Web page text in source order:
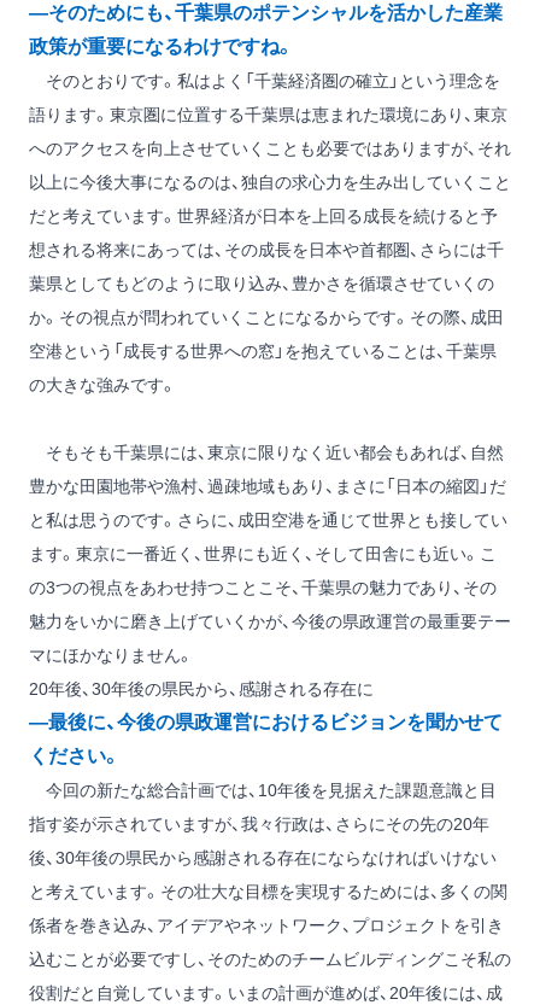
―そのためにも、千葉県のポテンシャルを活かした産業
政策が重要になるわけですね。
そのとおりです。私はよく「千葉経済圏の確立」という理念を
語ります。東京圏に位置する千葉県は恵まれた環境にあり、東京
へのアクセスを向上させていくことも必要ではありますが、それ
以上に今後大事になるのは、独自の求心力を生み出していくこと
だと考えています。世界経済が日本を上回る成長を続けると予
想される将来にあっては、その成長を日本や首都圏、さらには千
葉県としてもどのように取り込み、豊かさを循環させていくの
か。その視点が問われていくことになるからです。その際、成田
空港という「成長する世界への窓」を抱えていることは、千葉県
の大きな強みです。
そもそも千葉県には、東京に限りなく近い都会もあれば、自然
豊かな田園地帯や漁村、過疎地域もあり、まさに「日本の縮図」だ
と私は思うのです。さらに、成田空港を通じて世界とも接してい
ます。東京に一番近く、世界にも近く、そして田舎にも近い。こ
の3つの視点をあわせ持つことこそ、千葉県の魅力であり、その
魅力をいかに磨き上げていくかが、今後の県政運営の最重要テー
マにほかなりません。
20年後、30年後の県民から、感謝される存在に
―最後に、今後の県政運営におけるビジョンを聞かせて
ください。
今回の新たな総合計画では、10年後を見据えた課題意識と目
指す姿が示されていますが、我々行政は、さらにその先の20年
後、30年後の県民から感謝される存在にならなければいけない
と考えています。その壮大な目標を実現するためには、多くの関
係者を巻き込み、アイデアやネットワーク、プロジェクトを引き
込むことが必要ですし、そのためのチームビルディングこそ私の
役割だと自覚しています。いまの計画が進めば、20年後には、成